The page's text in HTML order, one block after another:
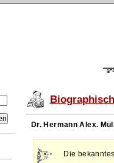
Dr. Hermann Alex.
Die